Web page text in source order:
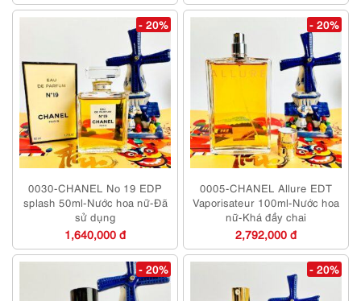
- 20%
0030-CHANEL No 19 EDP
splash 50ml-Nước hoa nữ-Đã
sử dụng
1,640,000 đ
- 20%
0005-CHANEL Allure EDT
Vaporisateur 100ml-Nước hoa
nữ-Khá đầy chai
2,792,000 đ
- 20% - 20%